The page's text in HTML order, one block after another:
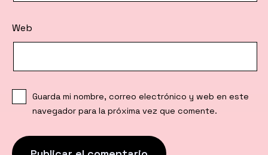
Web
Guarda mi nombre, correo electrónico y web en este
navegador para la próxima vez que comente.